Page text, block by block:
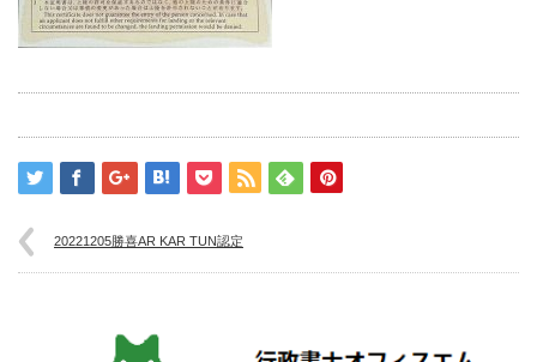
20221205勝喜AR KAR TUN認定